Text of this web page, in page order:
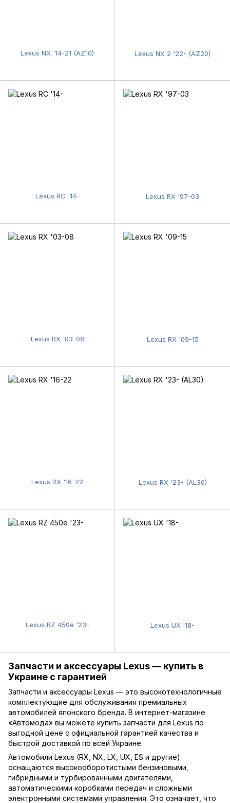
Запчасти и аксессуары Lexus — купить в
Украине с гарантией
Запчасти и аксессуары Lexus — это высокотехнологичные
комплектующие для обслуживания премиальных
автомобилей японского бренда. В интернет-магазине
«Автомода» вы можете купить запчасти для Lexus по
выгодной цене с официальной гарантией качества и
быстрой доставкой по всей Украине.
Автомобили Lexus (RX, NX, LX, UX, ES и другие)
оснащаются высокооборотистыми бензиновыми,
гибридными и турбированными двигателями,
автоматическими коробками передач и сложными
электронными системами управления. Это означает, что
Lexus NX '14-21 (AZ10) Lexus NX 2 '22- (AZ20)
Lexus RC '14- Lexus RX '97-03
Lexus RX '03-08 Lexus RX '09-15
Lexus RX '16-22 Lexus RX '23- (AL30)
Lexus RZ 450e '23- Lexus UX '18-